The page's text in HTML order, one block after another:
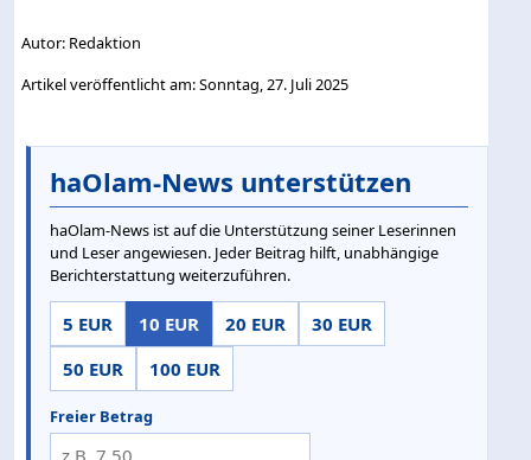
Autor: Redaktion
Artikel veröffentlicht am: Sonntag, 27. Juli 2025
haOlam-News unterstützen
haOlam-News ist auf die Unterstützung seiner Leserinnen
und Leser angewiesen. Jeder Beitrag hilft, unabhängige
Berichterstattung weiterzuführen.
5 EUR 10 EUR 20 EUR
30 EUR
50 EUR
100 EUR
Freier Betrag